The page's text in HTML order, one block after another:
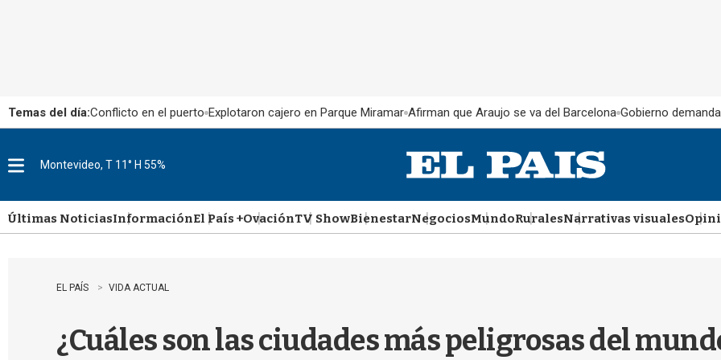
Temas del día:Conflicto en el puerto Explotaron cajero en Parque Miramar Afirman que Araujo se va del Barcelona Gobierno
u
Montevideo, T 11° H 55%
Últimas NoticiasInformaciónEl País +OvaciónTV ShowBienestarNegociosMundoRuralesNarrativas visuales
EL PAÍS VIDA ACTUAL
¿Cuáles son las ciudades más peligrosas del